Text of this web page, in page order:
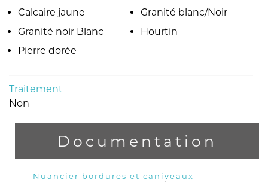
Calcaire jaune
Granité noir Blanc
Pierre dorée
Granité blanc/Noir
Hourtin
Traitement
Non
Documentation
Nuancier bordures et caniveaux